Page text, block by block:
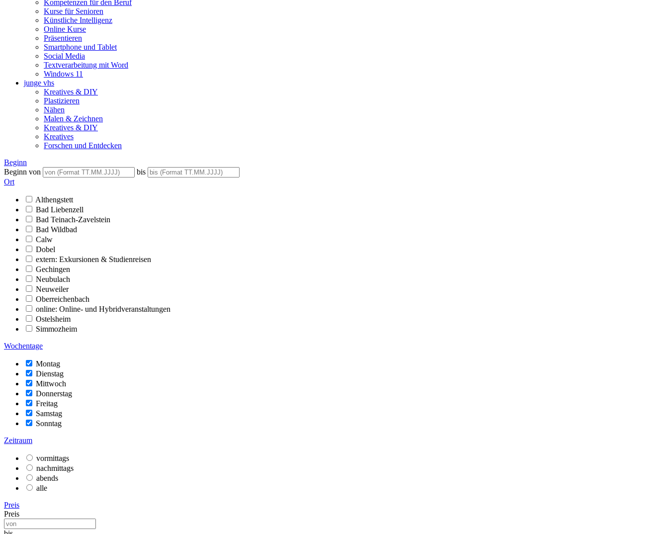
Kompetenzen für den Beruf
Kurse für Senioren
Künstliche Intelligenz
Online Kurse
Präsentieren
Smartphone und Tablet
Social Media
Textverarbeitung mit Word
Windows 11
junge vhs
Kreatives & DIY
Plastizieren
Nähen
Malen & Zeichnen
Kreatives & DIY
Kreatives
Forschen und Entdecken
Beginn
Beginn von
bis
Ort
Althengstett
Bad Liebenzell
Bad Teinach-Zavelstein
Bad Wildbad
Calw
Dobel
extern: Exkursionen & Studienreisen
Gechingen
Neubulach
Neuweiler
Oberreichenbach
online: Online- und Hybridveranstaltungen
Ostelsheim
Simmozheim
Wochentage
Montag
Dienstag
Mittwoch
Donnerstag
Freitag
Samstag
Sonntag
Zeitraum
vormittags
nachmittags
abends
alle
Preis
Preis